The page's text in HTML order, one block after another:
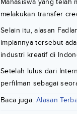
Mahasiswa yang telah
melakukan transfer
Selain itu, alasan
impiannya tersebut
industri kreatif di
Setelah lulus dari
perfilman sebagai
Baca juga: Alasan